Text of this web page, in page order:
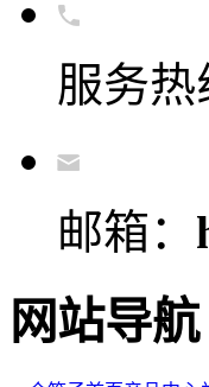
服务热
邮箱：
网站导航